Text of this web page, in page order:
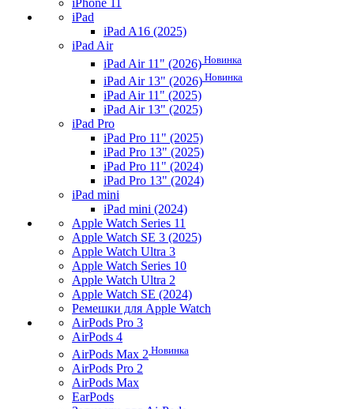
iPhone 11
iPad
iPad A16 (2025)
iPad Air
iPad Air 11" (2026) Новинка
iPad Air 13" (2026) Новинка
iPad Air 11" (2025)
iPad Air 13" (2025)
iPad Pro
iPad Pro 11" (2025)
iPad Pro 13" (2025)
iPad Pro 11" (2024)
iPad Pro 13" (2024)
iPad mini
iPad mini (2024)
Apple Watch Series 11
Apple Watch SE 3 (2025)
Apple Watch Ultra 3
Apple Watch Series 10
Apple Watch Ultra 2
Apple Watch SE (2024)
Ремешки для Apple Watch
AirPods Pro 3
AirPods 4
AirPods Max 2 Новинка
AirPods Pro 2
AirPods Max
EarPods